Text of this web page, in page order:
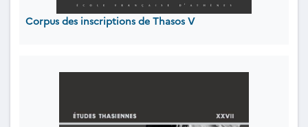
Corpus des inscriptions de Thasos V